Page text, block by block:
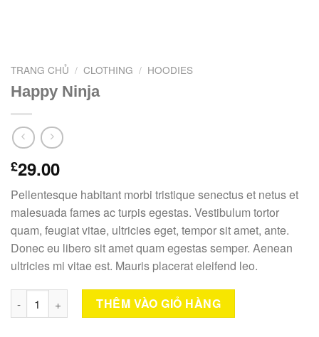
TRANG CHỦ / CLOTHING / HOODIES
Happy Ninja
£29.00
Pellentesque habitant morbi tristique senectus et netus et
malesuada fames ac turpis egestas. Vestibulum tortor
quam, feugiat vitae, ultricies eget, tempor sit amet, ante.
Donec eu libero sit amet quam egestas semper. Aenean
ultricies mi vitae est. Mauris placerat eleifend leo.
Happy Ninja số lượngTHÊM VÀO GIỎ HÀNG